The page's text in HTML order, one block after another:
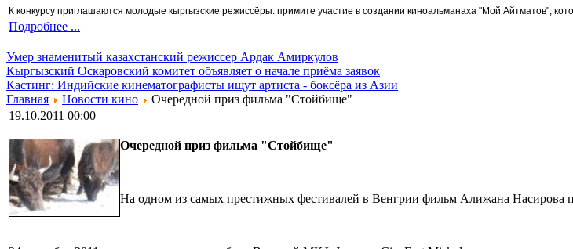
К конкурсу приглашаются молодые кыргызские режиссёры: примите участие в создании киноальманаха "Мой Айтматов",
Подробнее ...
Умер знаменитый казахстанский режиссер Ардак Амиркулов
Кыргызский Оскаровский комитет объявляет о начале приёма заявок
Кастинг: Индийские кинематографисты ищут артиста - боксёра из Азии
Главная
Новости кино
Очередной приз фильма "Стойбище"
19.10.2011 00:00
Очередной приз фильма "Стойбище"
На одном из самых престижных фестивалей в Венгрии фильм Алижана